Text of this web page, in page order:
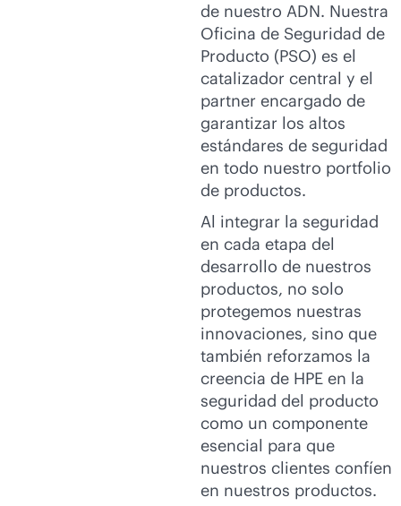
de nuestro ADN. Nuestra
Oficina de Seguridad de
Producto (PSO) es el
catalizador central y el
partner encargado de
garantizar los altos
estándares de seguridad
en todo nuestro portfolio
de productos.
Al integrar la seguridad
en cada etapa del
desarrollo de nuestros
productos, no solo
protegemos nuestras
innovaciones, sino que
también reforzamos la
creencia de HPE en la
seguridad del producto
como un componente
esencial para que
nuestros clientes confíen
en nuestros productos.